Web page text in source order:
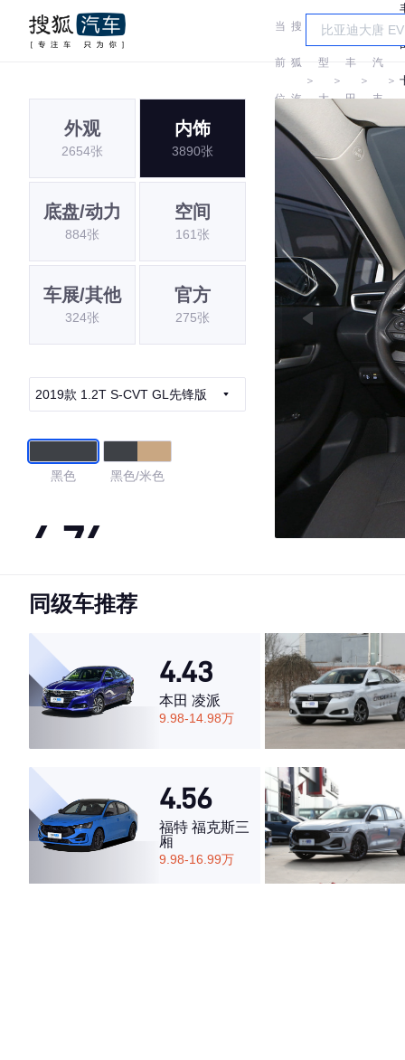
当
前
位
置:
搜
狐
汽
车
＞
车
型
大
＞
丰
田
＞
一
汽
丰
田
＞
外观
2654张
内饰
3890张
底盘/动力
884张
空间
161张
车展/其他
324张
官方
275张
2019款 1.2T S-CVT GL先锋版
黑色 黑色/米色
4.74
·外观表现较为优秀，优于65%同级车
·空间表现较为优秀，优于77%同级车
同级车推荐
4.43
本田 凌派
9.98-14.98万
4.56
福特 福克斯三
厢
9.98-16.99万